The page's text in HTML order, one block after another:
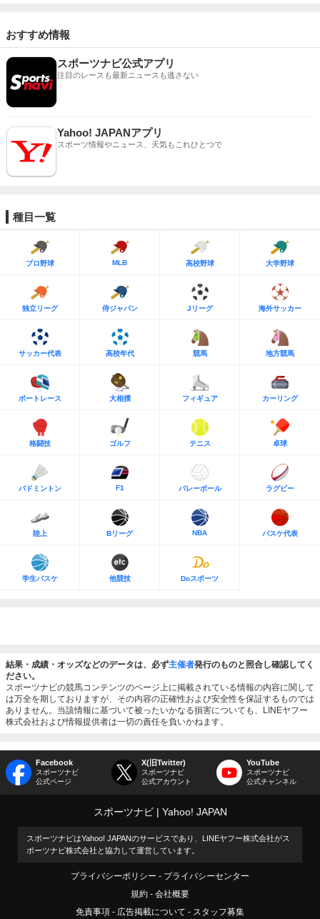
おすすめ情報
スポーツナビ公式アプリ
注目のレースも最新ニュースも逃さない
Yahoo! JAPANアプリ
スポーツ情報やニュース、天気もこれひとつで
種目一覧
プロ野球 MLB 高校野球 大学野球
独立リーグ 侍ジャパン Jリーグ 海外サッカー
サッカー代表 高校年代 競馬 地方競馬
ボートレース 大相撲 フィギュア カーリング
格闘技 ゴルフ テニス 卓球
バドミントン F1 バレーボール ラグビー
陸上 Bリーグ NBA バスケ代表
学生バスケ 他競技 Doスポーツ
結果・成績・オッズなどのデータは、必ず主催者発行のものと照合し確認してく
ださい。
スポーツナビの競馬コンテンツのページ上に掲載されている情報の内容に関して
は万全を期しておりますが、その内容の正確性および安全性を保証するものでは
ありません。当該情報に基づいて被ったいかなる損害についても、LINEヤフー
株式会社および情報提供者は一切の責任を負いかねます。
Facebook
スポーツナビ
公式ページ
X(旧Twitter)
スポーツナビ
公式アカウント
YouTube
スポーツナビ
公式チャンネル
スポーツナビ Yahoo! JAPAN
スポーツナビはYahoo! JAPANのサービスであり、LINEヤフー株式会社がス
ポーツナビ株式会社と協力して運営しています。
プライバシーポリシー
プライバシーセンター
規約
会社概要
免責事項
広告掲載について スタッフ募集